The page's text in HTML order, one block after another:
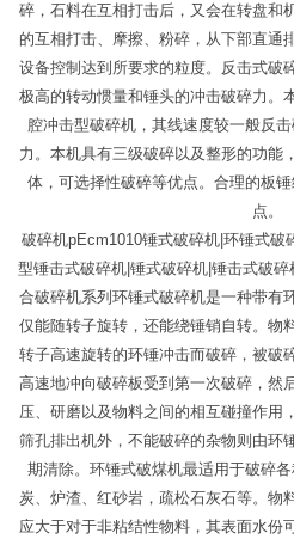
碎，石料在互相打击后，又会在转盘和
的互相打击、摩擦、粉碎，从下部直通
设备控制达到所要求的粒度。反击式破
极高的转动惯量和锤头的冲击破碎力。
腔冲击型破碎机，其线速度较一般反
力。本机具有三级破碎以及整形的功能
体，可选择性破碎等优点。合理的板
点。
破碎机pEcm1010锤式破碎机|环锤式破
型锤击式破碎机|锤式破碎机|锤击式破
合破碎机系列环锤式破碎机是一种带有
仅能随转子旋转，还能绕锤销自转。物
转子高速旋转的环锤冲击而破碎，被破
高速地冲向破碎板受到第一次破碎，然
压、研磨以及物料之间的相互碰撞作用
筛孔排出机外，不能破碎的杂物则由环
期清除。环锤式破煤机最适用于破碎
炭、炉渣、红砂岩，疏松石灰石等。物
应大于对于非粘结性物料，其表面水份